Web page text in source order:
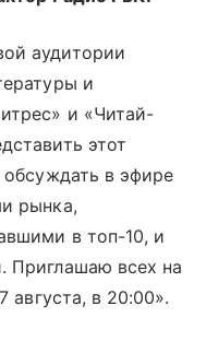
аудитории
и
и «Читай-
этот
в эфире
рынка,
в топ-10, и
Приглашаю всех на
августа, в 20:00».